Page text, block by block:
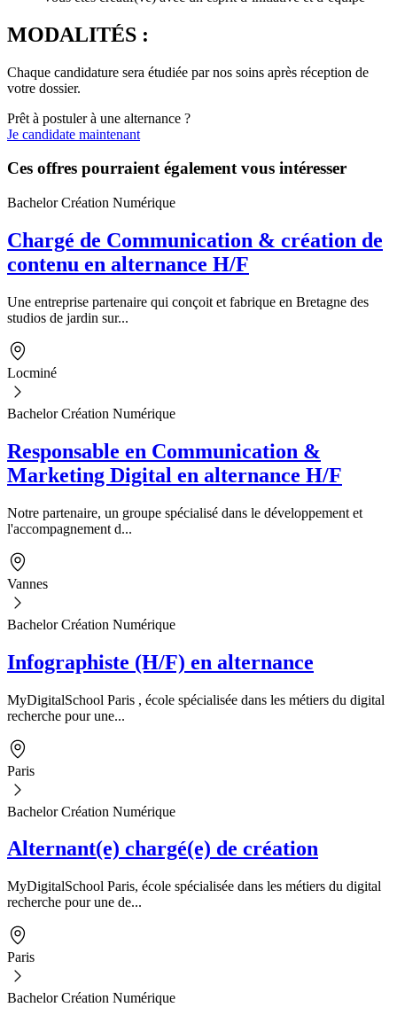
MODALITÉS :
Chaque candidature sera étudiée par nos soins après réception de
votre dossier.
Prêt à postuler à une alternance ?
Je candidate maintenant
Ces offres pourraient également vous intéresser
Bachelor Création Numérique
Chargé de Communication & création de
contenu en alternance H/F
Une entreprise partenaire qui conçoit et fabrique en Bretagne des
studios de jardin sur...
Locminé
Bachelor Création Numérique
Responsable en Communication &
Marketing Digital en alternance H/F
Notre partenaire, un groupe spécialisé dans le développement et
l'accompagnement d...
Vannes
Bachelor Création Numérique
Infographiste (H/F) en alternance
MyDigitalSchool Paris , école spécialisée dans les métiers du digital
recherche pour une...
Paris
Bachelor Création Numérique
Alternant(e) chargé(e) de création
MyDigitalSchool Paris, école spécialisée dans les métiers du digital
recherche pour une de...
Paris
Bachelor Création Numérique